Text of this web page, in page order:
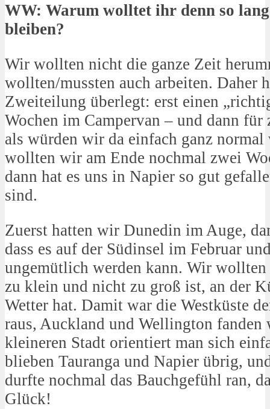
WW: Warum wolltet ihr denn so
bleiben?
Wir wollten nicht die ganze Zeit
wollten/mussten auch arbeiten. Daher
Zweiteilung überlegt: erst einen
Wochen im Campervan – und dann für
als würden wir da einfach ganz
wollten wir am Ende nochmal zwei
dann hat es uns in Napier so gut
sind.
Zuerst hatten wir Dunedin im Auge,
dass es auf der Südinsel im Februar
ungemütlich werden kann. Wir
zu klein und nicht zu groß ist, an der
Wetter hat. Damit war die Westküste
raus, Auckland und Wellington
kleineren Stadt orientiert man sich
blieben Tauranga und Napier übrig,
durfte nochmal das Bauchgefühl ran,
Glück!